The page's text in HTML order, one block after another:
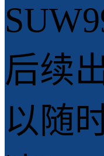
后续
以随